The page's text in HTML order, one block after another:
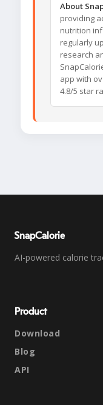
About
providing
nutrition
regularly
research
app with
4.8/5 star
SnapCalorie
AI-powered calorie
Product
Download
Blog
API